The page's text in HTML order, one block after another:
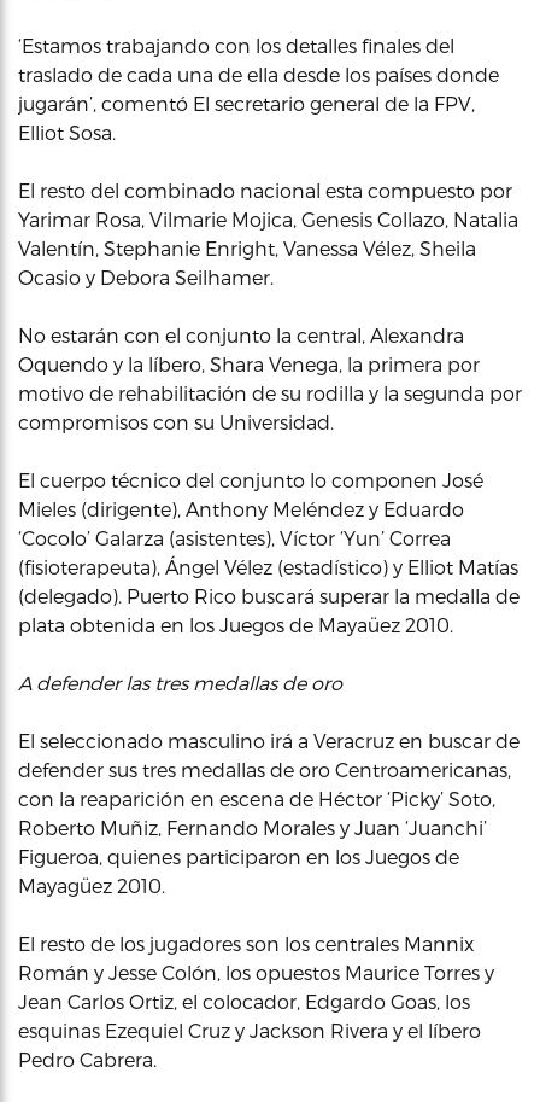
‘Estamos trabajando con los detalles finales del
traslado de cada una de ella desde los países donde
jugarán’, comentó El secretario general de la FPV,
Elliot Sosa.
El resto del combinado nacional esta compuesto por
Yarimar Rosa, Vilmarie Mojica, Genesis Collazo, Natalia
Valentín, Stephanie Enright, Vanessa Vélez, Sheila
Ocasio y Debora Seilhamer.
No estarán con el conjunto la central, Alexandra
Oquendo y la líbero, Shara Venega, la primera por
motivo de rehabilitación de su rodilla y la segunda por
compromisos con su Universidad.
El cuerpo técnico del conjunto lo componen José
Mieles (dirigente), Anthony Meléndez y Eduardo
‘Cocolo’ Galarza (asistentes), Víctor ‘Yun’ Correa
(fisioterapeuta), Ángel Vélez (estadístico) y Elliot Matías
(delegado). Puerto Rico buscará superar la medalla de
plata obtenida en los Juegos de Mayaüez 2010.
A defender las tres medallas de oro
El seleccionado masculino irá a Veracruz en buscar de
defender sus tres medallas de oro Centroamericanas,
con la reaparición en escena de Héctor ‘Picky’ Soto,
Roberto Muñiz, Fernando Morales y Juan ‘Juanchi’
Figueroa, quienes participaron en los Juegos de
Mayagüez 2010.
El resto de los jugadores son los centrales Mannix
Román y Jesse Colón, los opuestos Maurice Torres y
Jean Carlos Ortiz, el colocador, Edgardo Goas, los
esquinas Ezequiel Cruz y Jackson Rivera y el líbero
Pedro Cabrera.